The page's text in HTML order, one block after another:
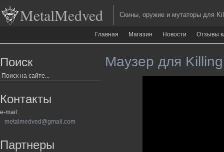
MetalMedved Скины, оружие и мутаторы для
Главная Магазин Новости Отзывы
Поиск
Контакты
e-mail:
metalmedved@gmail.com
Партнеры
Маузер для